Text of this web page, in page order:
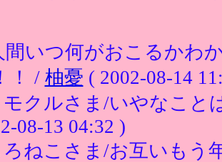
間いつ何がおこるかわ
！ / 柚憂 ( 2002-08-14
クルさま/いやなこと
08-13 04:32 )
ねこさま/お互いもう